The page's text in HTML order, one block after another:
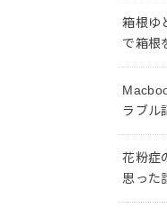
箱根ゆ
で箱根
ラブル
花粉症
思った